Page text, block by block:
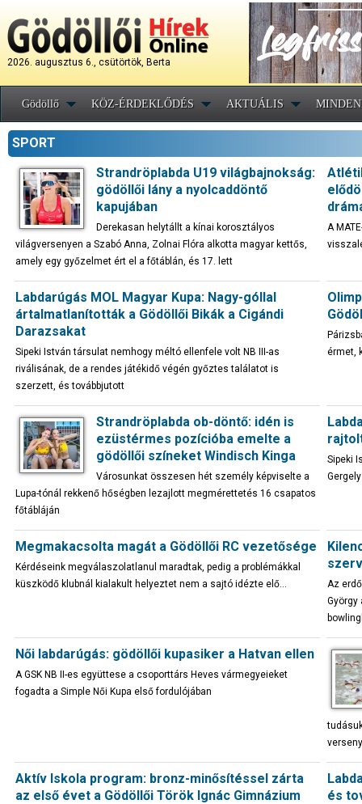
2026. augusztus 6., csütörtök, Berta
Gödöllő KÖZ-ÉRDEKLŐDÉS AKTUÁLIS
SPORT
Strandröplabda U19 világbajnokság:
gödöllői lány a nyolcaddöntő
kapujában
Derekasan helytállt a kínai korosztályos
világversenyen a Szabó Anna, Zolnai Flóra alkotta magyar kettős,
amely egy győzelmet ért el a főtáblán, és 17. lett
A
Labdarúgás MOL Magyar Kupa: Nagy-góllal
ártalmatlanították a Gödöllői Bikák a Cigándi
Darazsakat
Sipeki István társulat nemhogy méltó ellenfele volt NB III-as
riválisának, de a rendes játékidő végén győztes találatot is
szerzett, és továbbjutott
érmet,
Strandröplabda ob-döntő: idén is
ezüstérmes pozícióba emelte a
gödöllői színeket Windisch Kinga
Városunkat összesen hét személy képviselte a
Lupa-tónál rekkenő hőségben lezajlott megmérettetés 16 csapatos
főtábláján
Sipeki
Megmakacsolta magát a Gödöllői RC vezetősége
Kérdéseink megválaszolatlanul maradtak, pedig a problémákkal
küszködő klubnál kialakult helyeztet nem a sajtó idézte elő…
Az
Női labdarúgás: gödöllői kupasiker a Hatvan ellen
A GSK NB II-es együttese a csoporttárs Heves vármegyeieket
fogadta a Simple Női Kupa első fordulójában
Aktív Iskola program: bronz-minősítéssel zárta
az első évet a Gödöllői Török Ignác Gimnázium
és